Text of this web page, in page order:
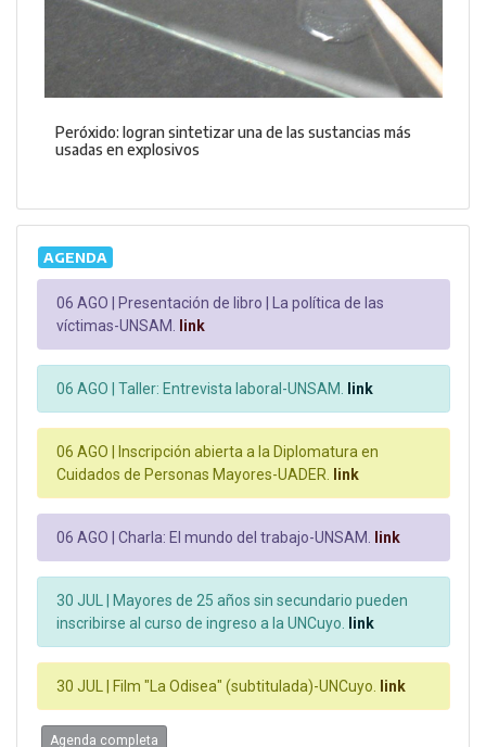
Peróxido: logran sintetizar una de las sustancias más
usadas en explosivos
AGENDA
06 AGO |
Presentación de libro | La política de las
víctimas-UNSAM.
link
06 AGO | Taller: Entrevista laboral-UNSAM. link
06 AGO |
Inscripción abierta a la Diplomatura en
Cuidados de Personas Mayores-UADER.
link
06 AGO | Charla: El mundo del trabajo-UNSAM. link
30 JUL |
Mayores de 25 años sin secundario pueden
inscribirse al curso de ingreso a la UNCuyo.
link
30 JUL | Film "La Odisea" (subtitulada)-UNCuyo. link
Agenda completa